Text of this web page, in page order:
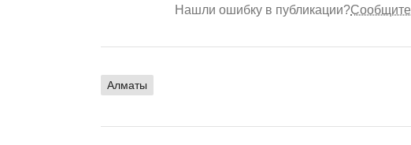
Нашли ошибку в публикации?
Алматы